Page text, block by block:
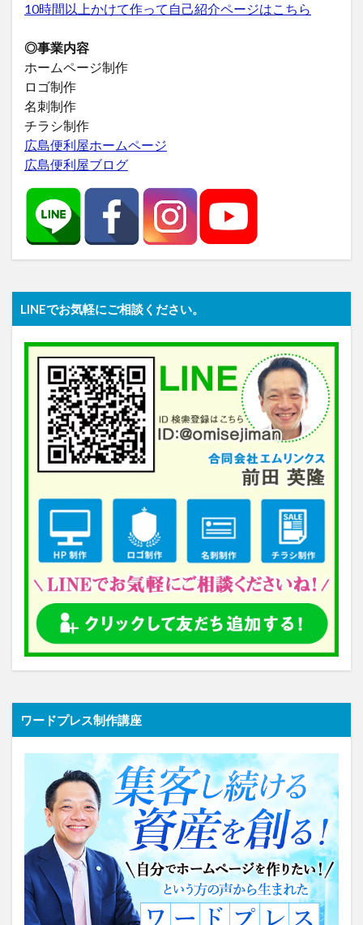
10時間以上かけて作って自己紹介ページはこちら
◎事業内容
ホームページ制作
ロゴ制作
名刺制作
チラシ制作
広島便利屋ホームページ
広島便利屋ブログ
LINEでお気軽にご相談ください。
ワードプレス制作講座